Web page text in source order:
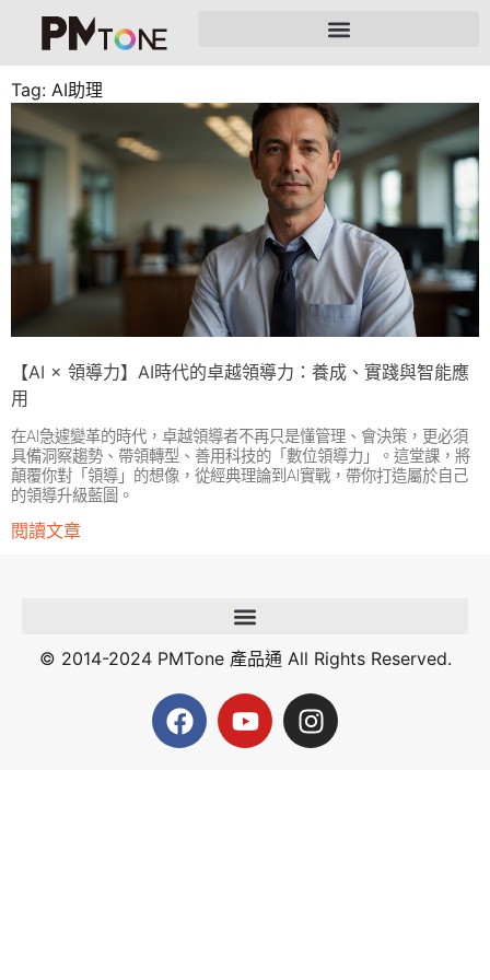
Tag: AI助理
【AI × 領導力】AI時代的卓越領導力：養成、實踐與智能應
用
在AI急遽變革的時代，卓越領導者不再只是懂管理、會決策，更必須
具備洞察趨勢、帶領轉型、善用科技的「數位領導力」。這堂課，將
顛覆你對「領導」的想像，從經典理論到AI實戰，帶你打造屬於自己
的領導升級藍圖。
閱讀文章
© 2014-2024 PMTone 產品通 All Rights Reserved.